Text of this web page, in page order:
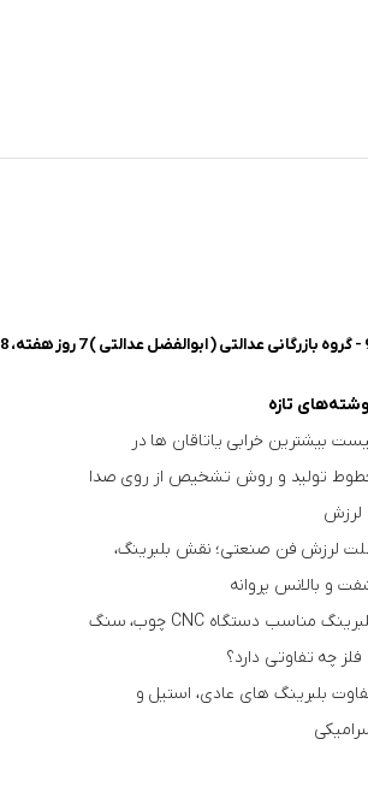
تازه
بیشترین خرابی‌ یاتاقان ها در
تولید و روش تشخیص از روی صدا
لرزش
لرزش فن صنعتی؛ نقش بلبرینگ،
و بالانس پروانه
بلبرینگ مناسب دستگاه CNC چوب، سنگ
فلز چه تفاوتی دارد؟
بلبرینگ های عادی، استیل و